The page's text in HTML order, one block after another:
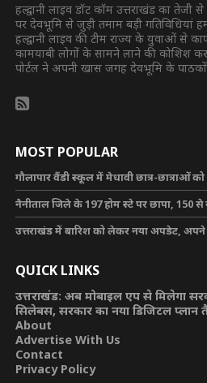
हल्द्वानी लाइव डॉट कॉम उत्तराखंड का तेजी
पर देवभूमि से जुड़ी तमाम बड़ी
हल्द्वानी लाइव की टीम राज्य के युवाओं से
कामयाबी लोगों के सामने लाने की कोशिश
पोर्टल ने अपनी खास जगह देवभूमि के
MOST POPULAR
गौलापार वैंडी स्कूल में मेधावी छात्र-छात्राओं
नैनीताल जिले के 197 होम स्टे पर छापा, 150
उत्तराखंड में बारिश को लेकर नया अपडेट,
QUICK LINKS
उत्तराखंड: अब मोबाइल एप से मिलेगा
सिलेबस, सरकार का नया डिजिटल प्लान
About
Advertise With Us
Contact
Privacy Policy